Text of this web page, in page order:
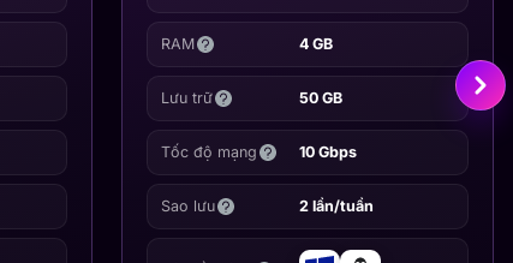
RAM 4 GB
Lưu trữ 50 GB
Tốc độ mạng 10 Gbps
Sao lưu 2 lần/tuần